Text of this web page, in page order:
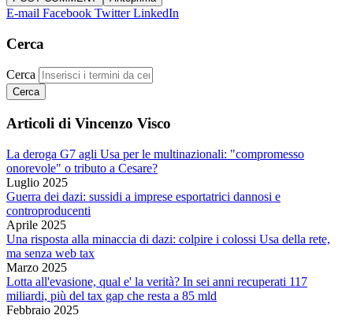
E-mail Facebook TwitterLinkedIn
Cerca
Cerca
Articoli di Vincenzo Visco
La deroga G7 agli Usa per le multinazionali: "compromesso
onorevole" o tributo a Cesare?
Luglio 2025
Guerra dei dazi: sussidi a imprese esportatrici dannosi e
controproducenti
Aprile 2025
Una risposta alla minaccia di dazi: colpire i colossi Usa della rete,
ma senza web tax
Marzo 2025
Lotta all'evasione, qual e' la verità? In sei anni recuperati 117
miliardi, più del tax gap che resta a 85 mld
Febbraio 2025